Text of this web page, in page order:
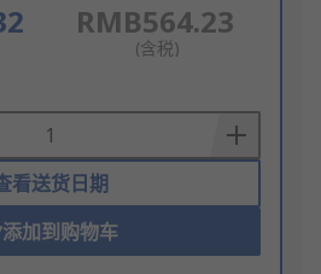
RMB564.23
(含税)
看送货日期
添加到购物车